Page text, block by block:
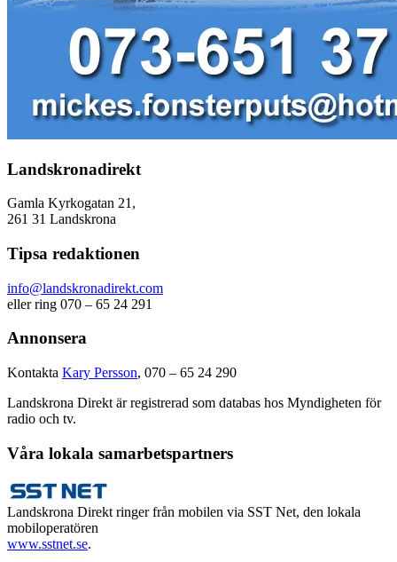
Landskronadirekt
Gamla Kyrkogatan 21,
261 31 Landskrona
Tipsa redaktionen
info@landskronadirekt.com
eller ring 070 – 65 24 291
Annonsera
Kontakta Kary Persson, 070 – 65 24 290
Landskrona Direkt är registrerad som databas hos Myndigheten för
radio och tv.
Våra lokala samarbetspartners
Landskrona Direkt ringer från mobilen via SST Net, den lokala
mobiloperatören
www.sstnet.se.